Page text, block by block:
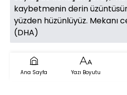
kaybetmenin derin
yüzden hüzünlüyüz. Mekanı
(DHA)
Ana Sayfa Yazı Boyutu